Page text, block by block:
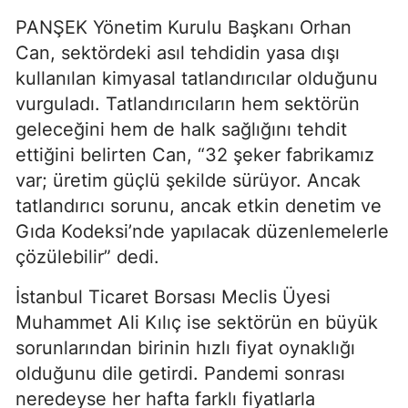
PANŞEK Yönetim Kurulu Başkanı Orhan
Can, sektördeki asıl tehdidin yasa dışı
kullanılan kimyasal tatlandırıcılar olduğunu
vurguladı. Tatlandırıcıların hem sektörün
geleceğini hem de halk sağlığını tehdit
ettiğini belirten Can, “32 şeker fabrikamız
var; üretim güçlü şekilde sürüyor. Ancak
tatlandırıcı sorunu, ancak etkin denetim ve
Gıda Kodeksi’nde yapılacak düzenlemelerle
çözülebilir” dedi.
İstanbul Ticaret Borsası Meclis Üyesi
Muhammet Ali Kılıç ise sektörün en büyük
sorunlarından birinin hızlı fiyat oynaklığı
olduğunu dile getirdi. Pandemi sonrası
neredeyse her hafta farklı fiyatlarla